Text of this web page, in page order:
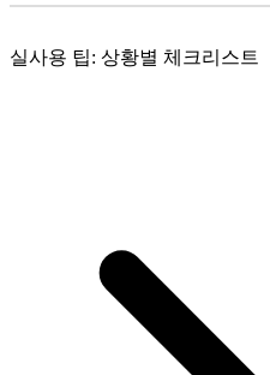
실사용 팁: 상황별 체크리스트